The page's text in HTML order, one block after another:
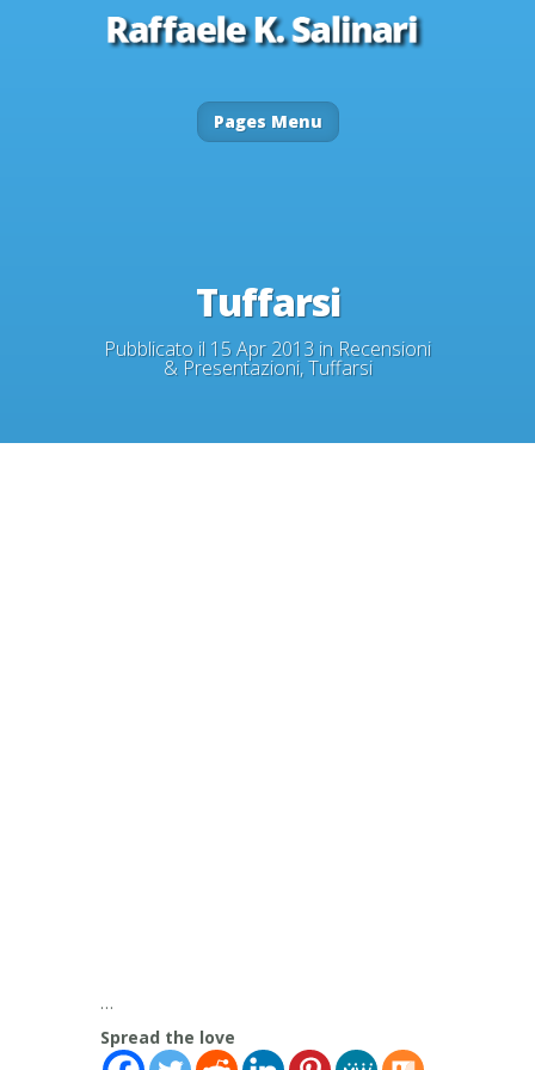
Pages Menu
Tuffarsi
Pubblicato il 15 Apr 2013 in Recensioni
& Presentazioni,Tuffarsi
…
Spread the love